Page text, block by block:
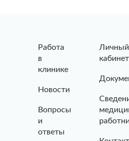
Работа
в
клинике
Новости
Вопросы
и
ответы
Личный
кабинет